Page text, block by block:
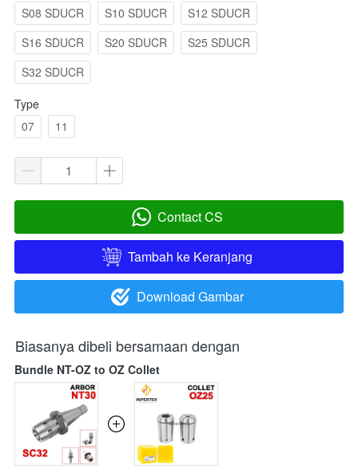
S08 SDUCR
S10 SDUCR
S12 SDUCR
S16 SDUCR
S20 SDUCR
S25 SDUCR
S32 SDUCR
Type
07
11
` Contact CS
` Tambah ke Keranjang
` Download Gambar
Biasanya dibeli bersamaan dengan
Bundle NT-OZ to OZ Collet